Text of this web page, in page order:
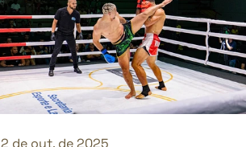
2 de out. de 2025